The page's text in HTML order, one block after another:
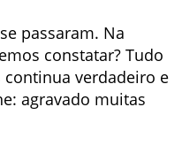
passaram. Na
constatar? Tudo
continua verdadeiro e
agravado muitas